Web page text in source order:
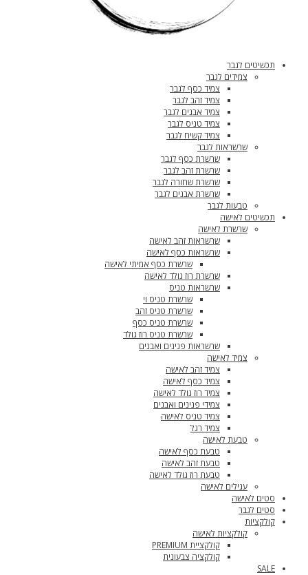
תכשיטים לגבר
צמידים לגבר
צמיד כסף לגבר
צמיד זהב לגבר
צמיד אבנים לגבר
צמיד טניס לגבר
צמיד קשיח לגבר
שרשראות לגבר
שרשרת כסף לגבר
שרשרת זהב לגבר
שרשרת שחורה לגבר
שרשרת אבנים לגבר
טבעות לגבר
תכשיטים לאישה
שרשרת לאישה
שרשראות זהב לאישה
שרשראות כסף לאישה
שרשרת כסף אמיתי לאישה
שרשרת רוז גולד לאישה
שרשראות טניס
שרשרת טניס וי
שרשרת טניס זהב
שרשרת טניס כסף
שרשרת טניס רוז גולד
שרשראות פנינים ואבנים
צמיד לאישה
צמיד זהב לאישה
צמיד כסף לאישה
צמיד רוז גולד לאישה
צמידי פנינים ואבנים
צמיד טניס לאישה
צמיד רגל
טבעת לאישה
טבעת כסף לאישה
טבעת זהב לאישה
טבעת רוז גולד לאישה
עגילים לאישה
סטים לאישה
סטים לגבר
קולקציות
קולקציות לאישה
קולקציית PREMIUM
קולקציה צבעונית
SALE